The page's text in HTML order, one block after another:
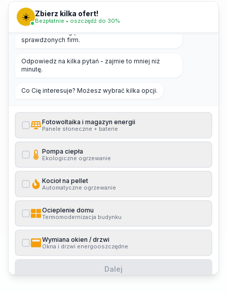
☀️ Zbierz kilka ofert!
Bezpłatnie • oszczędź do 30%
sprawdzonych firm.
Odpowiedz na kilka pytań - zajmie to mniej niż
minutę.
Co Cię interesuje? Możesz wybrać kilka opcji.
Fotowoltaika i magazyn energii
Panele słoneczne + baterie
Pompa ciepła
Ekologiczne ogrzewanie
Kocioł na pellet
Automatyczne ogrzewanie
Ocieplenie domu
Termomodernizacja budynku
Wymiana okien / drzwi
Okna i drzwi energooszczędne
Dalej